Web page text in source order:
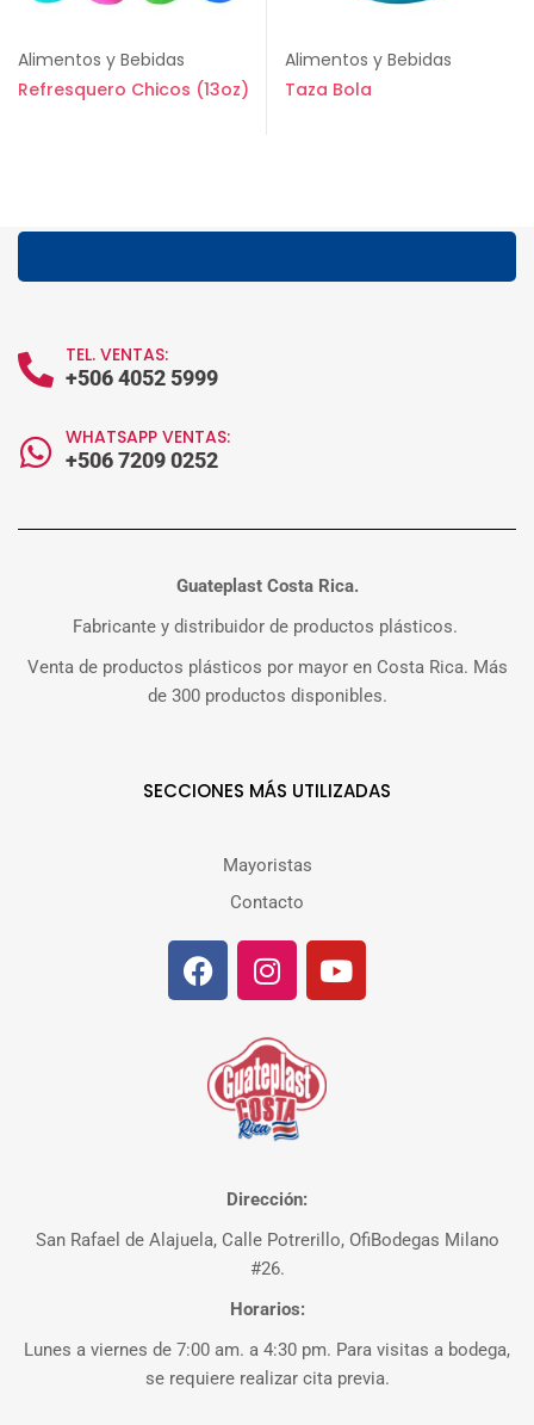
Alimentos y Bebidas
Refresquero Chicos (13oz)
Alimentos y Bebidas
Taza Bola
TEL. VENTAS:
+506 4052 5999
WHATSAPP VENTAS:
+506 7209 0252
Guateplast Costa Rica.
Fabricante y distribuidor de productos plásticos.
Venta de productos plásticos por mayor en Costa Rica. Más
de 300 productos disponibles.
SECCIONES MÁS UTILIZADAS
Mayoristas
Contacto
Dirección:
San Rafael de Alajuela, Calle Potrerillo, OfiBodegas Milano
#26.
Horarios:
Lunes a viernes de 7:00 am. a 4:30 pm. Para visitas a bodega,
se requiere realizar cita previa.